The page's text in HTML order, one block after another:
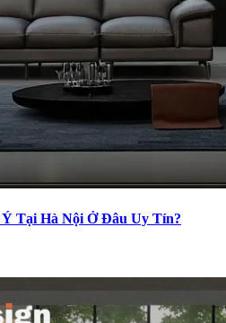
Ý Tại Hà Nội Ở Đâu Uy Tín?